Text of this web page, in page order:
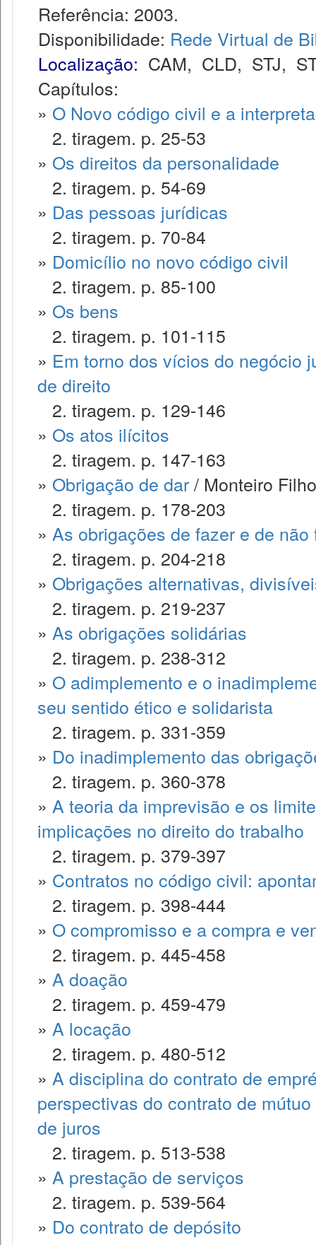
Referência: 2003.
Disponibilidade: Rede Virtual de
Localização: CAM, CLD, STJ,
Capítulos:
» O Novo código civil e a
2. tiragem. p. 25-53
» Os direitos da personalidade
2. tiragem. p. 54-69
» Das pessoas jurídicas
2. tiragem. p. 70-84
» Domicílio no novo código civil
2. tiragem. p. 85-100
» Os bens
2. tiragem. p. 101-115
» Em torno dos vícios do negócio
de direito
2. tiragem. p. 129-146
» Os atos ilícitos
2. tiragem. p. 147-163
» Obrigação de dar/ Monteiro
2. tiragem. p. 178-203
» As obrigações de fazer e de não
2. tiragem. p. 204-218
» Obrigações alternativas,
2. tiragem. p. 219-237
» As obrigações solidárias
2. tiragem. p. 238-312
» O adimplemento e o
seu sentido ético e solidarista
2. tiragem. p. 331-359
» Do inadimplemento das
2. tiragem. p. 360-378
» A teoria da imprevisão e os
implicações no direito do trabalho
2. tiragem. p. 379-397
» Contratos no código civil:
2. tiragem. p. 398-444
» O compromisso e a compra e
2. tiragem. p. 445-458
» A doação
2. tiragem. p. 459-479
» A locação
2. tiragem. p. 480-512
» A disciplina do contrato de
perspectivas do contrato de
de juros
2. tiragem. p. 513-538
» A prestação de serviços
2. tiragem. p. 539-564
» Do contrato de depósito